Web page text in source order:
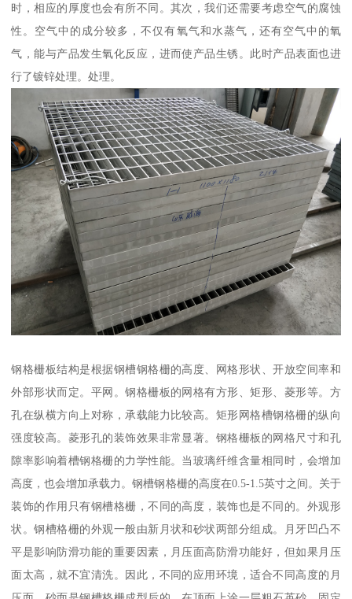
时，相应的厚度也会有所不同。其次，我们还需要考虑空气的腐蚀
性。空气中的成分较多，不仅有氧气和水蒸气，还有空气中的氧
气，能与产品发生氧化反应，进而使产品生锈。此时产品表面也进
行了镀锌处理。处理。
钢格栅板结构是根据钢槽钢格栅的高度、网格形状、开放空间率和
外部形状而定。平网。钢格栅板的网格有方形、矩形、菱形等。方
孔在纵横方向上对称，承载能力比较高。矩形网格槽钢格栅的纵向
强度较高。菱形孔的装饰效果非常显著。钢格栅板的网格尺寸和孔
隙率影响着槽钢格栅的力学性能。当玻璃纤维含量相同时，会增加
高度，也会增加承载力。钢槽钢格栅的高度在0.5-1.5英寸之间。关于
装饰的作用只有钢槽格栅，不同的高度，装饰也是不同的。外观形
状。钢槽格栅的外观一般由新月状和砂状两部分组成。月牙凹凸不
平是影响防滑功能的重要因素，月压面高防滑功能好，但如果月压
面太高，就不宜清洗。因此，不同的应用环境，适合不同高度的月